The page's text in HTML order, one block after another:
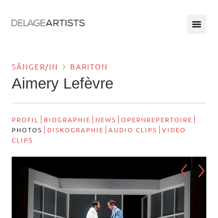
SÄNGER/IN BARITON
Aimery Lefèvre
PROFIL BIOGRAPHIE NEWS
OPERNREPERTOIRE
PHOTOS
DISKOGRAPHIE AUDIO CLIPS
VIDEO
CLIPS